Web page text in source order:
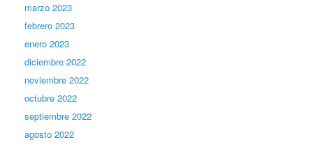
marzo 2023
febrero 2023
enero 2023
diciembre 2022
noviembre 2022
octubre 2022
septiembre 2022
agosto 2022